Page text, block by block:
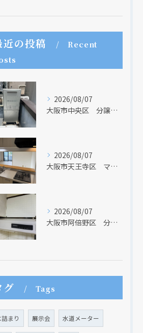
近の投稿
Recent
2026/08/07
大阪市中央区 分譲マンションの給湯器取替リフォーム工事 UV除菌機能搭載給湯器
2026/08/07
大阪市天王寺区 マンションのキッチン取替及び内装リフォーム工事 クリナップ
2026/08/07
大阪市阿倍野区 分譲マンションのレンジフード取替リフォーム工事 タカラスタンダード
グ Tags
まり 展示会 水道メーター